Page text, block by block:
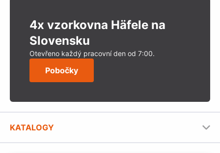
4x vzorkovna Häfele na
Slovensku
Otevřeno každý pracovní den od 7:00.
Pobočky
KATALOGY